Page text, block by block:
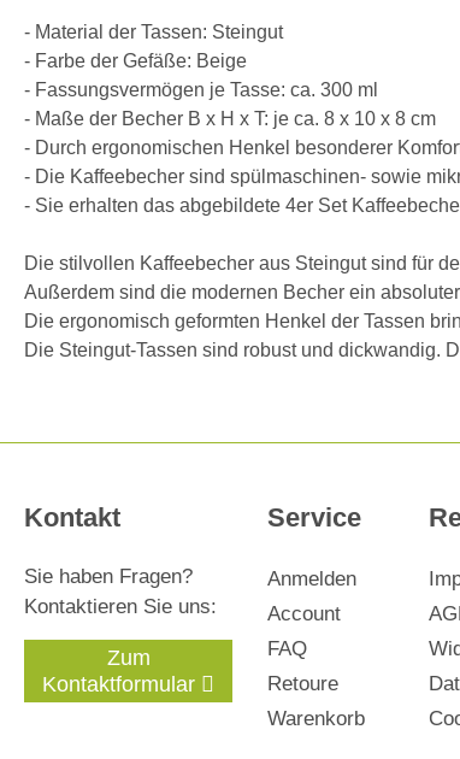
- Material der Tassen: Steingut
- Farbe der Gefäße: Beige
- Fassungsvermögen je Tasse: ca. 300 ml
- Maße der Becher B x H x T: je ca. 8 x 10 x 8 cm
- Durch ergonomischen Henkel besonderer
- Die Kaffeebecher sind spülmaschinen- sowie
- Sie erhalten das abgebildete 4er Set
Die stilvollen Kaffeebecher aus Steingut sind für
Außerdem sind die modernen Becher ein
Die ergonomisch geformten Henkel der Tassen
Die Steingut-Tassen sind robust und dickwandig.
Kontakt
Sie haben Fragen?
Kontaktieren Sie uns:
Zum
Kontaktformular
Service
Anmelden
Account
FAQ
Retoure
Warenkorb